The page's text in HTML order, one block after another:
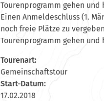
Tourenprogramm gehen und
Einen Anmeldeschluss (1.
noch freie Plätze zu
Tourenprogramm gehen und
Tourenart:
Gemeinschaftstour
Start-Datum:
17.02.2018